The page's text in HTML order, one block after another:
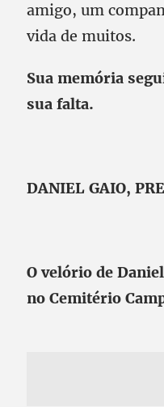
amigo, um
vida de muitos.
Sua memória
sua falta.
DANIEL GAIO,
O velório de
no Cemitério